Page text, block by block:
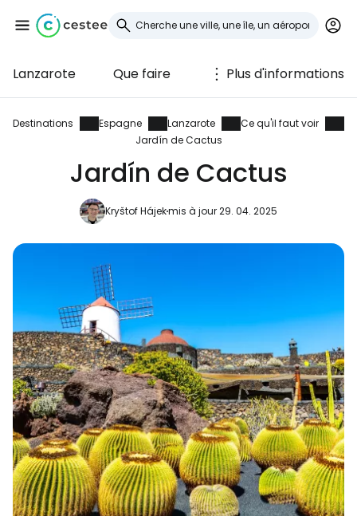
Lanzarote Que faire Plus d'informations
Destinations Espagne Lanzarote
Ce qu'il faut voir
Jardín de Cactus
Jardín de Cactus
Kryštof Hájekmis à jour 29. 04. 2025
Se connecter à
Cestee
... la communauté mondiale des voyageurs
Continuer avec Google
Continuer avec Facebook
Poursuivre avec le courrier
électronique